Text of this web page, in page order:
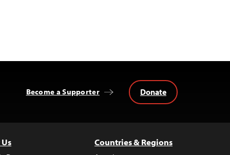
Become a Supporter Donate
Countries & Regions